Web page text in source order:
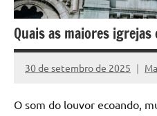
Quais as maiores
30 de setembro de 2025
Nenhum
O som do louvor ecoando,